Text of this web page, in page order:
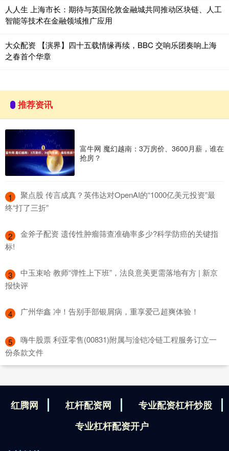
人人生 上海市长：期待与英国伦敦金融城共同推动区块链、人工
智能等技术在金融领域推广应用
大众配资 【演界】四十五载情缘再续，BBC 交响乐团奏响上海
之春首个华章
推荐资讯
富牛网 魔幻越南：3万房价、3600月薪，谁在
抢房？
1
​聚点股 传言成真？英伟达对OpenAI的“1000亿美元投资”最
终“打了三折”
2
​金斧子配资 遗传性肿瘤筛查准确率多少?科学防癌的关键指
标!
3
​中玉束哈 教师“弹性上下班”，法良意美更需落地有方 | 新京
报快评
4 ​广州华鑫 冲！告别手部银屑病，重享爱己超爽体验！
5
​嗨牛股票 利亚零售(00831)附属与淦铠冷链工程服务订立一
份条款文件
红腾网 杠杆配资网
专业配资杠杆炒股
专业杠杆配资开户